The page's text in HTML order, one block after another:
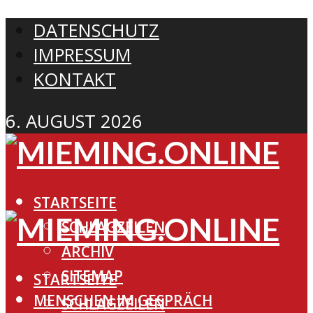
DATENSCHUTZ
IMPRESSUM
KONTAKT
6. AUGUST 2026
STARTSEITE
SCHLAGZEILEN
ARCHIV
SITEMAP
MENSCHEN IM GESPRÄCH
STARTSEITE
SCHLAGZEILEN